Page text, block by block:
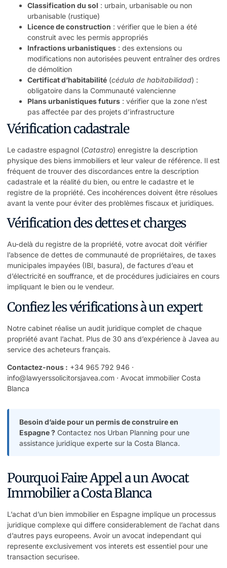
Classification du sol : urbain, urbanisable ou non
urbanisable (rustique)
Licence de construction : vérifier que le bien a été
construit avec les permis appropriés
Infractions urbanistiques : des extensions ou
modifications non autorisées peuvent entraîner des ordres
de démolition
Certificat d’habitabilité (cédula de habitabilidad) :
obligatoire dans la Communauté valencienne
Plans urbanistiques futurs : vérifier que la zone n’est
pas affectée par des projets d’infrastructure
Vérification cadastrale
Le cadastre espagnol (Catastro) enregistre la description
physique des biens immobiliers et leur valeur de référence. Il est
fréquent de trouver des discordances entre la description
cadastrale et la réalité du bien, ou entre le cadastre et le
registre de la propriété. Ces incohérences doivent être résolues
avant la vente pour éviter des problèmes fiscaux et juridiques.
Vérification des dettes et charges
Au-delà du registre de la propriété, votre avocat doit vérifier
l’absence de dettes de communauté de propriétaires, de taxes
municipales impayées (IBI, basura), de factures d’eau et
d’électricité en souffrance, et de procédures judiciaires en cours
impliquant le bien ou le vendeur.
Confiez les vérifications à un expert
Notre cabinet réalise un audit juridique complet de chaque
propriété avant l’achat. Plus de 30 ans d’expérience à Javea au
service des acheteurs français.
Contactez-nous : +34 965 792 946 ·
info@lawyerssolicitorsjavea.com · Avocat immobilier Costa
Blanca
Besoin d’aide pour un permis de construire en
Espagne ? Contactez nos Urban Planning pour une
assistance juridique experte sur la Costa Blanca.
Pourquoi Faire Appel a un Avocat
Immobilier a Costa Blanca
L’achat d’un bien immobilier en Espagne implique un processus
juridique complexe qui differe considerablement de l’achat dans
d’autres pays europeens. Avoir un avocat independant qui
represente exclusivement vos interets est essentiel pour une
transaction securisee.